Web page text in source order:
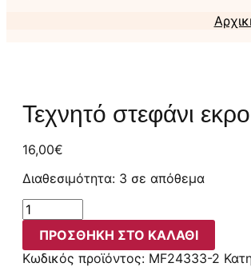
Τεχνητό στεφάνι
16,00€
Διαθεσιμότητα: 3 σε απόθεμα
ΠΡΟΣΘΉΚΗ ΣΤΟ ΚΑΛΆΘΙ
Κωδικός προϊόντος: MF24333-2